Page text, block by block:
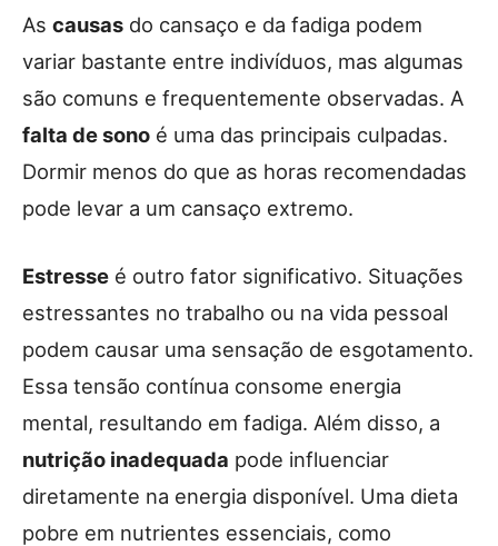
As causas do cansaço e da fadiga podem
variar bastante entre indivíduos, mas algumas
são comuns e frequentemente observadas. A
falta de sono é uma das principais culpadas.
Dormir menos do que as horas recomendadas
pode levar a um cansaço extremo.
Estresse é outro fator significativo. Situações
estressantes no trabalho ou na vida pessoal
podem causar uma sensação de esgotamento.
Essa tensão contínua consome energia
mental, resultando em fadiga. Além disso, a
nutrição inadequada pode influenciar
diretamente na energia disponível. Uma dieta
pobre em nutrientes essenciais, como